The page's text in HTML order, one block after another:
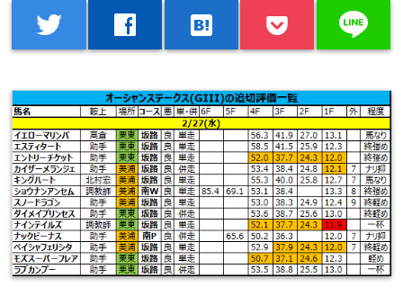
twitter facebook hatenabookmark line